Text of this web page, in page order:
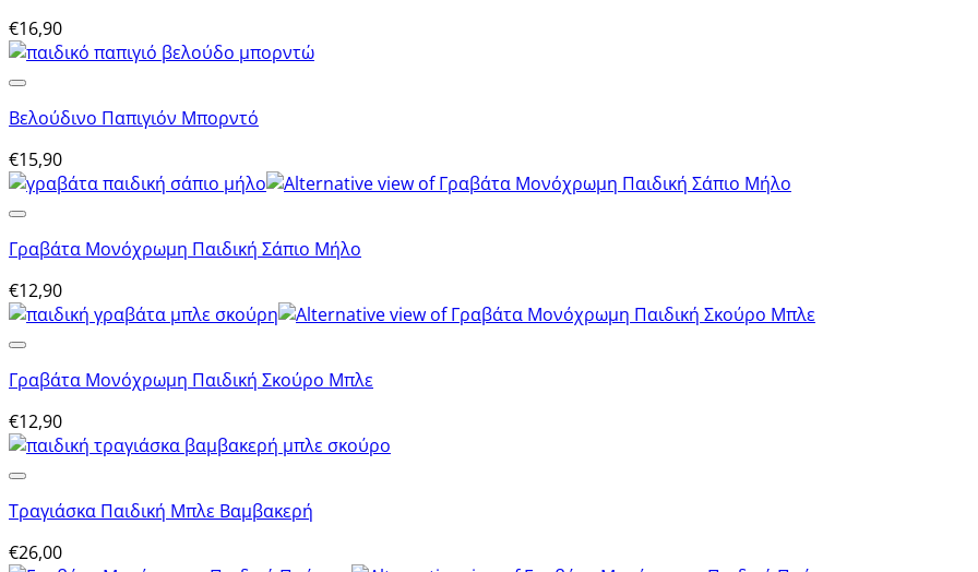
€16,90
Βελούδινο Παπιγιόν Μπορντό
€15,90
Γραβάτα Μονόχρωμη Παιδική Σάπιο Μήλο
€12,90
Γραβάτα Μονόχρωμη Παιδική Σκούρο Μπλε
€12,90
Τραγιάσκα Παιδική Μπλε Βαμβακερή
€26,00